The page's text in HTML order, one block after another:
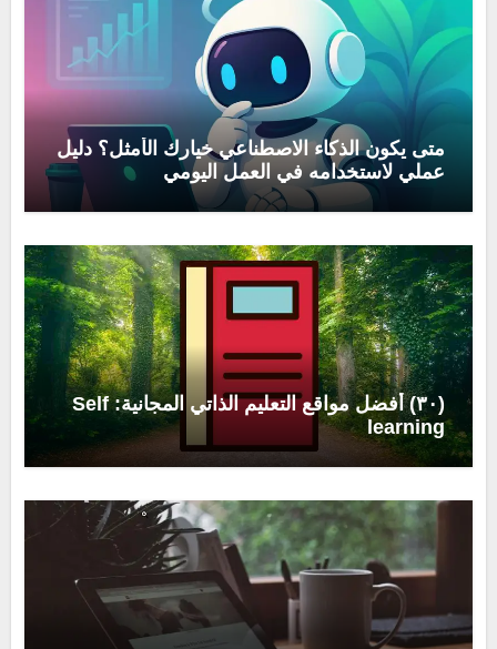
متى يكون الذكاء الاصطناعي خيارك الأمثل؟ دليل
عملي لاستخدامه في العمل اليومي
(٣٠) أفضل مواقع التعليم الذاتي المجانية: Self
learning